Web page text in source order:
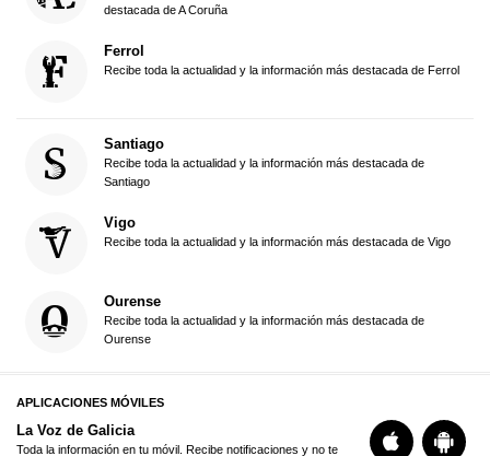
destacada de A Coruña
Ferrol
Recibe toda la actualidad y la información más destacada de Ferrol
Santiago
Recibe toda la actualidad y la información más destacada de
Santiago
Vigo
Recibe toda la actualidad y la información más destacada de Vigo
Ourense
Recibe toda la actualidad y la información más destacada de
Ourense
APLICACIONES MÓVILES
La Voz de Galicia
Toda la información en tu móvil. Recibe notificaciones y no te